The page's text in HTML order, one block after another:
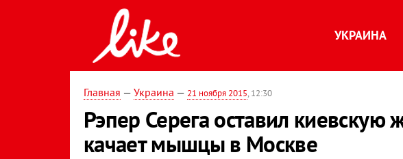
УКРАИНА
Главная — Украина — 21 ноября 2015, 12:30
Рэпер Серега оставил киевскую
качает мышцы в Москве